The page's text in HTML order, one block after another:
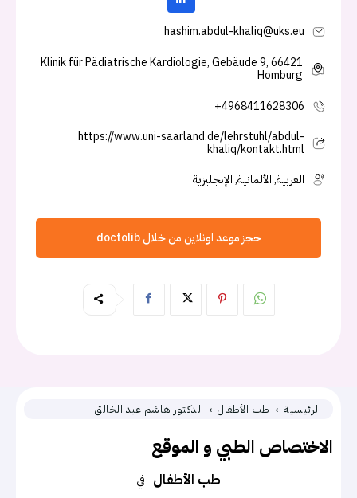
الرئيسية طب الأطفال الدكتور هاشم عبد الخالق
الاختصاص الطبي و الموقع
في طب الأطفال
hashim.abdul-khaliq@uks.eu
Klinik für Pädiatrische Kardiologie, Gebäude 9, 66421
Homburg
+4968411628306
https://www.uni-saarland.de/lehrstuhl/abdul-
khaliq/kontakt.html
العربية, الألمانية, الإنجليزية
حجز موعد اونلاين من خلال doctolib